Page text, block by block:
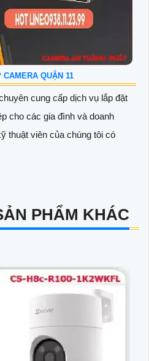
CAMERA QUẬN 11
cung cấp dịch vụ lắp đặt
cho các gia đình và doanh
thuật viên của chúng tôi có
PHẨM KHÁC